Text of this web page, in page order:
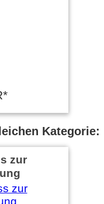
Kategorie:
zur